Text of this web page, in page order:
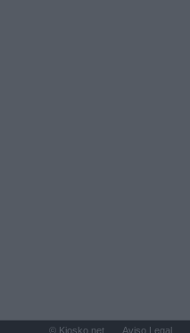
© Kiosko.net Aviso Legal